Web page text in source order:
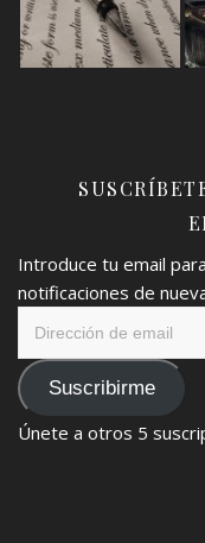
Introduce tu email
notificaciones de
emailSuscribirme
Únete a otros 5